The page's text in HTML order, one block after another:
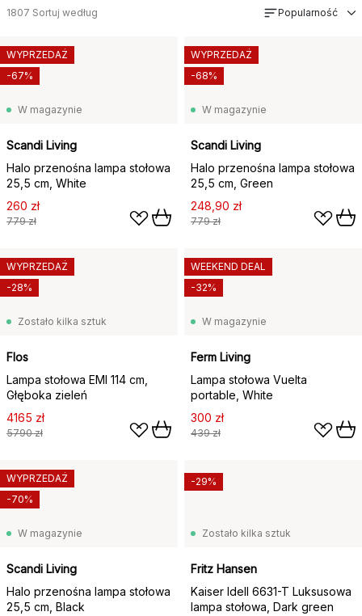
1807 Sortuj według Popularność
W magazynie
Scandi Living
Halo przenośna lampa stołowa
25,5 cm, White
260 zł
779 zł
WYPRZEDAŻ
-67%
W magazynie
Scandi Living
Halo przenośna lampa stołowa
25,5 cm, Green
248,90 zł
779 zł
WYPRZEDAŻ
-68%
Zostało kilka sztuk
Flos
Lampa stołowa EMI 114 cm,
Głęboka zieleń
4165 zł
5790 zł
WYPRZEDAŻ
-28%
W magazynie
Ferm Living
Lampa stołowa Vuelta
portable, White
300 zł
439 zł
WEEKEND DEAL
-32%
W magazynie
Scandi Living
Halo przenośna lampa stołowa
25,5 cm, Black
WYPRZEDAŻ
-70%
Zostało kilka sztuk
Fritz Hansen
Kaiser Idell 6631-T Luksusowa
lampa stołowa, Dark green
-29%